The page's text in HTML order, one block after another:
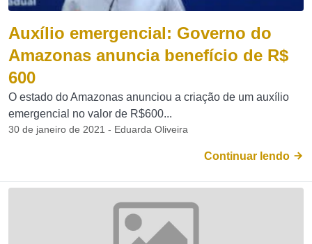
Auxílio emergencial: Governo do
Amazonas anuncia benefício de R$
600
O estado do Amazonas anunciou a criação de um auxílio
emergencial no valor de R$600...
30 de janeiro de 2021 - Eduarda Oliveira
Continuar lendo